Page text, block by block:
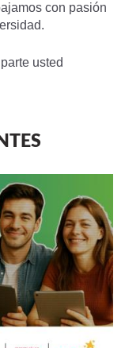
con pasión
usted